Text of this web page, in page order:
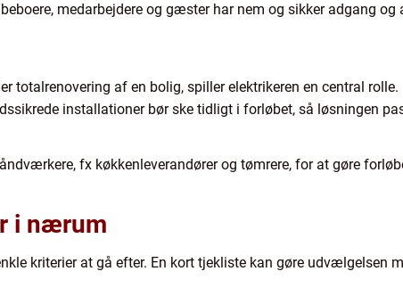
medarbejdere og gæster har nem og sikker adgang og
totalrenovering af en bolig, spiller elektrikeren en central rolle.
installationer bør ske tidligt i forløbet, så løsningen
fx køkkenleverandører og tømrere, for at gøre
i nærum
kriterier at gå efter. En kort tjekliste kan gøre udvælgelsen